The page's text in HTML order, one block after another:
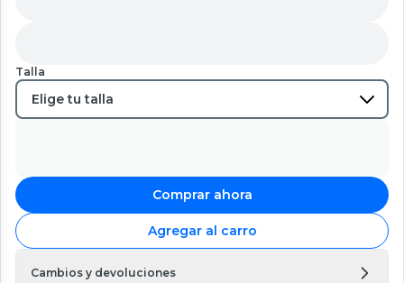
Talla
Comprar ahora
Agregar al carro
Cambios y devoluciones